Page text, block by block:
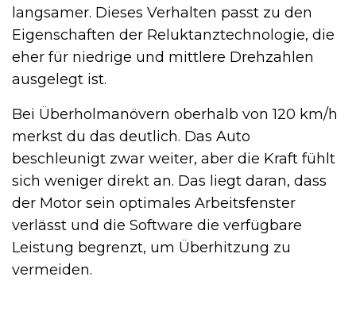
langsamer. Dieses Verhalten passt zu den
Eigenschaften der Reluktanztechnologie, die
eher für niedrige und mittlere Drehzahlen
ausgelegt ist.
Bei Überholmanövern oberhalb von 120 km/h
merkst du das deutlich. Das Auto
beschleunigt zwar weiter, aber die Kraft fühlt
sich weniger direkt an. Das liegt daran, dass
der Motor sein optimales Arbeitsfenster
verlässt und die Software die verfügbare
Leistung begrenzt, um Überhitzung zu
vermeiden.